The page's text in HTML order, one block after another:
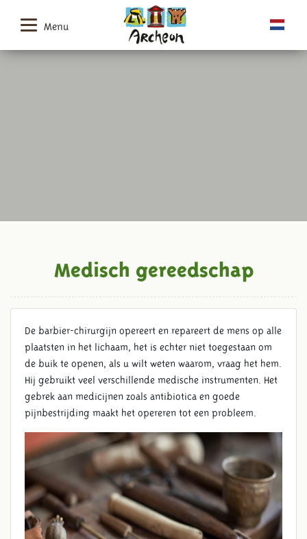
Menu
MEDISCH GEREEDSCHAP
Medisch gereedschap
De barbier-chirurgijn opereert en repareert de mens op alle
plaatsten in het lichaam, het is echter niet toegestaan om
de buik te openen, als u wilt weten waarom, vraag het hem.
Hij gebruikt veel verschillende medische instrumenten. Het
gebrek aan medicijnen zoals antibiotica en goede
pijnbestrijding maakt het opereren tot een probleem.